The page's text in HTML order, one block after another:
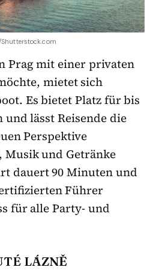
Shutterstock.com
Prag mit einer privaten
mietet sich
Es bietet Platz für bis
und lässt Reisende die
Perspektive
Musik und Getränke
dauert 90 Minuten und
Führer
für alle Party- und
LÁZNĚ